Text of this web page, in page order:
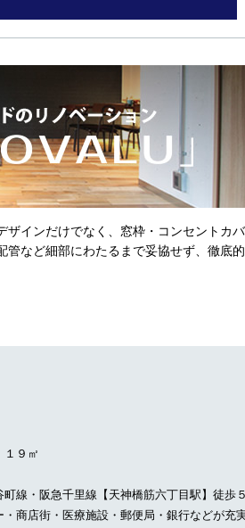
ザインだけでなく、窓枠・コンセントカバ
管など細部にわたるまで妥協せず、徹底的
１９㎡
線・阪急千里線【天神橋筋六丁目駅】徒歩
商店街・医療施設・郵便局・銀行などが